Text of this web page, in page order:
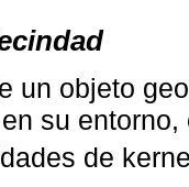
un objeto
su
de